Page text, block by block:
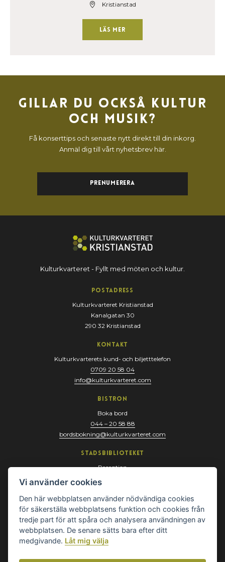
Kristianstad
Läs mer
Gillar du också kultur
och musik?
Få konserttips och senaste nytt direkt till din inkorg.
Anmäl dig till vårt nyhetsbrev här.
Prenumerera
Kulturkvarteret - Fyllt med möten och kultur.
Postadress
Kulturkvarteret Kristianstad
Kanalgatan 30
290 32 Kristianstad
Kontakt
Kulturkvarterets kund- och biljetttelefon
0709 20 58 04
info@kulturkvarteret.com
Bistron
Boka bord
044 – 20 58 88
bordsbokning@kulturkvarteret.com
Stadsbiblioteket
Reception
044 – 13 67 10
Vi använder cookies
Den här webbplatsen använder nödvändiga cookies
för säkerställa webbplatsens funktion och cookies från
tredje part för att spåra och analysera användningen av
webbplatsen. De senare sätts bara efter ditt
medgivande. Låt mig välja